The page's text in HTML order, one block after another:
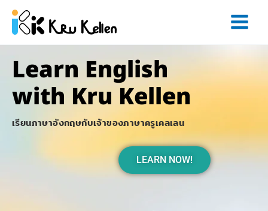
Skip
content
Learn English
with Kru Kellen
เรียนภาษาอังกฤษกับเจ้าของภาษาครูเคลเลน
LEARN NOW!